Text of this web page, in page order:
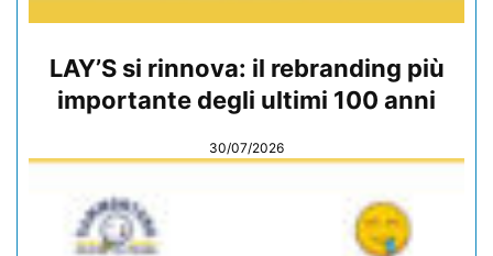
LAY’S si rinnova: il rebranding più
importante degli ultimi 100 anni
30/07/2026